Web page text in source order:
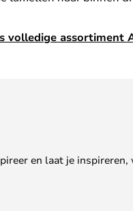
volledige assortiment
en laat je